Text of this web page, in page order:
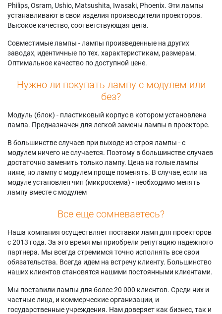
Philips, Osram, Ushio, Matsushita, Iwasaki, Phoenix. Эти лампы
устанавливают в свои изделия производители проекторов.
Высокое качество, соответствующая цена.
Совместимые лампы - лампы произведенные на других
заводах, идентичные по тех. характеристикам, размерам.
Оптимальное качество по доступной цене.
Нужно ли покупать лампу с модулем или
без?
Модуль (блок) - пластиковый корпус в котором установлена
лампа. Предназначен для легкой замены лампы в проекторе.
В большинстве случаев при выходе из строя лампы - с
модулем ничего не случается. Поэтому в большинстве случаев
достаточно заменить только лампу. Цена на голые лампы
ниже, но лампу с модулем проще поменять. В случае, если на
модуле установлен чип (микросхема) - необходимо менять
лампу вместе с модулем
Все еще сомневаетесь?
Наша компания осуществляет поставки ламп для проекторов
с 2013 года. За это время мы приобрели репутацию надежного
партнера. Мы всегда стремимся точно исполнять все свои
обязательства. Всегда идем на встречу клиенту. Большинство
наших клиентов становятся нашими постоянными клиентами.
Мы поставили лампы для более 20 000 клиентов. Среди них и
частные лица, и коммерческие организации, и
государственные учреждения. Нам доверяет как бизнес, так и